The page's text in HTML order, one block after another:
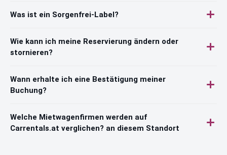
Was ist ein Sorgenfrei-Label?
Wie kann ich meine Reservierung ändern oder
stornieren?
Wann erhalte ich eine Bestätigung meiner
Buchung?
Welche Mietwagenfirmen werden auf
Carrentals.at verglichen? an diesem Standort